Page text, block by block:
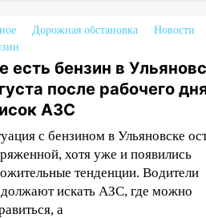
Дорожная обстановка Новости
есть бензин в
после рабочего
АЗС
с бензином в Ульяновске
хотя уже и появились
тенденции. Водители
искать АЗС, где можно
а